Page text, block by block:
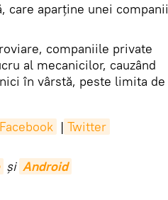
care aparține unei companii
companiile private
al mecanicilor, cauzând
în vârstă, peste limita de
Facebook | Twitter
și Android